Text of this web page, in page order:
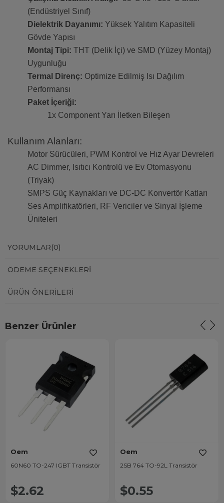
(Endüstriyel Sınıf)
Dielektrik Dayanımı: Yüksek Yalıtım Kapasiteli
Gövde Yapısı
Montaj Tipi: THT (Delik İçi) ve SMD (Yüzey Montaj)
Uygunluğu
Termal Direnç: Optimize Edilmiş Isı Dağılım
Performansı
Paket İçeriği:
1x Component Yarı İletken Bileşen
Kullanım Alanları:
Motor Sürücüleri, PWM Kontrol ve Hız Ayar Devreleri
AC Dimmer, Isıtıcı Kontrolü ve Ev Otomasyonu
(Triyak)
SMPS Güç Kaynakları ve DC-DC Konvertör Katları
Ses Amplifikatörleri, RF Vericiler ve Sinyal İşleme
Üniteleri
YORUMLAR(0)
ÖDEME SEÇENEKLERI
ÜRÜN ÖNERILERI
Benzer Ürünler
Oem
60N60 TO-247 IGBT Transistör
$2.62
Oem
2SB 764 TO-92L Transistör
$0.55